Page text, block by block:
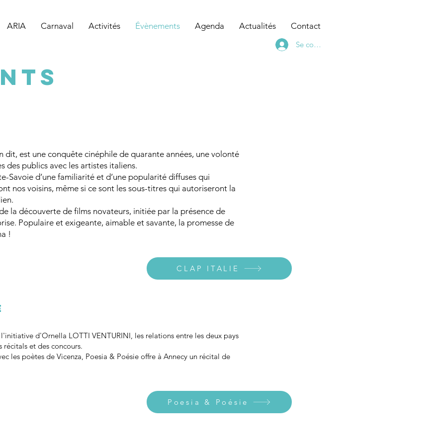
ARIA Carnaval Activités Évènements Agenda Actualités Contact
Se connecter
dit, est une conquête cinéphile de quarante années, une volonté
des publics avec les artistes italiens.
Savoie d’une familiarité et d’une popularité diffuses qui
nos voisins, même si ce sont les sous-titres qui autoriseront la
la découverte de films novateurs, initiée par la présence de
Populaire et exigeante, aimable et savante, la promesse de
!
CLAP ITALIE
d'Ornella LOTTI VENTURINI, les relations entre les deux pays
récitals et des concours.
les poètes de Vicenza, Poesia & Poésie offre à Annecy un récital de
Poesia & Poésie